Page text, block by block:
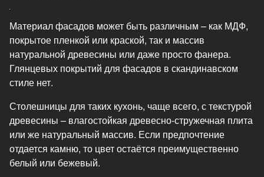
Материал фасадов может быть различным – как МДФ,
покрытое пленкой или краской, так и массив
натуральной древесины или даже просто фанера.
Глянцевых покрытий для фасадов в скандинавском
стиле нет.
Столешницы для таких кухонь, чаще всего, с текстурой
древесины – влагостойкая древесно-стружечная плита
или же натуральный массив. Если предпочтение
отдается камню, то цвет остаётся преимущественно
белый или бежевый.